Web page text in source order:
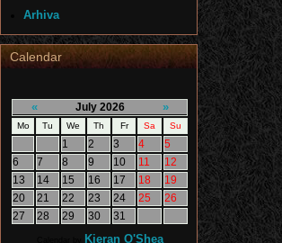
Arhiva
Calendar
« July 2026 »
Mo Tu We Th Fr Sa Su
1 2 3 4
5
6
7 8 9 10 11
12
13
14 15 16 17 18
19
20
21 22 23 24 25
26
27
28 29 30 31
Kieran O'Shea